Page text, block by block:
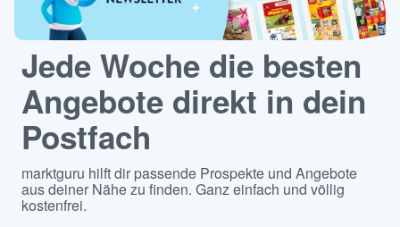
Jede Woche die besten
Angebote direkt in dein
Postfach
marktguru hilft dir passende Prospekte und Angebote
aus deiner Nähe zu finden. Ganz einfach und völlig
kostenfrei.